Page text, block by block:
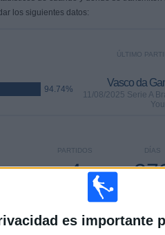
es importante
los siguientes datos:
94.74%
ÚLTIMO
Vasco da
11/08/2025 Serie A
DÍAS
PARTIDOS
4
CONSECUTIVOS
DE PAGO